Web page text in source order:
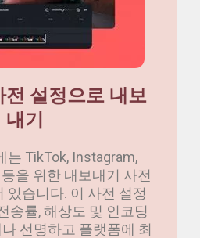
전 설정으로 내보
내기
는 TikTok, Instagram,
을 위한 내보내기 사전
있습니다. 이 사전 설정
송률, 해상도 및 인코딩
선명하고 플랫폼에 최